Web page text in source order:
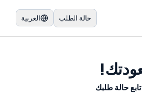
حالة الطلب العربية
حالة طلبك